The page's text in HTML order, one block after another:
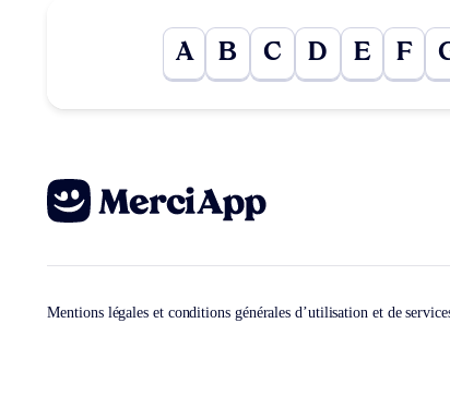
A B C D E F
Mentions légales et conditions générales d’utilisation et de